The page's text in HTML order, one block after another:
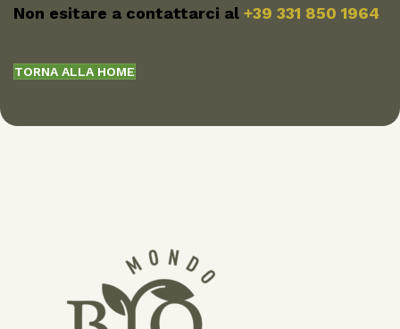
Non esitare a contattarci al +39 331 850 1964
TORNA ALLA HOME